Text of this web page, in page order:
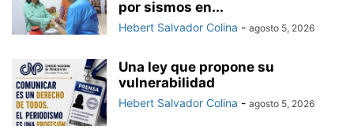
por sismos en...
Hebert Salvador Colina - agosto 5, 2026
Una ley que propone su
vulnerabilidad
Hebert Salvador Colina - agosto 5, 2026